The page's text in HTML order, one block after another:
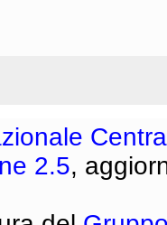
2.5,